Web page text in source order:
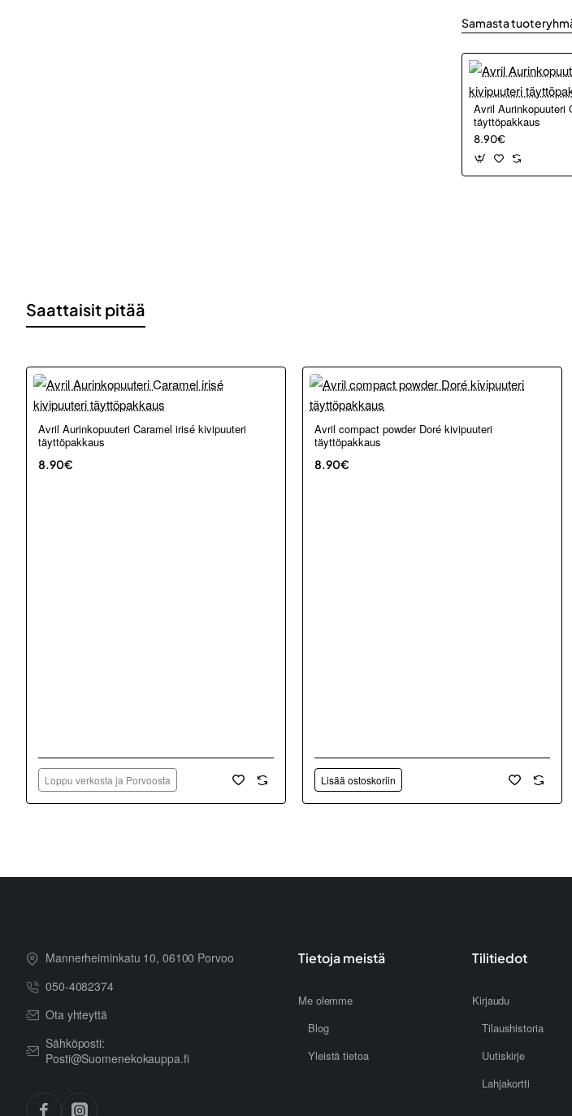
Samasta
Avril Aurinkopuuteri
täyttöpakkaus
8.90€
Saattaisit pitää
Loppu verkosta ja Porvoosta
Avril Aurinkopuuteri Caramel irisé kivipuuteri
täyttöpakkaus
8.90€
Loppu verkosta ja Porvoosta
Avril compact powder Doré kivipuuteri
täyttöpakkaus
8.90€
Lisää ostoskoriin
Mannerheiminkatu 10, 06100 Porvoo
050-4082374
Ota yhteyttä
Sähköposti:
Posti@Suomenekokauppa.fi
Tietoja meistä
Me olemme
Blog
Yleistä tietoa
Tilitiedot
Kirjaudu
Tilaushistoria
Uutiskirje
Lahjakortti